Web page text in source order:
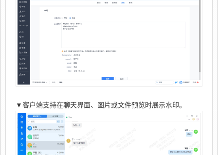
▼客户端支持在聊天界面、图片或文件预览时展示水印。